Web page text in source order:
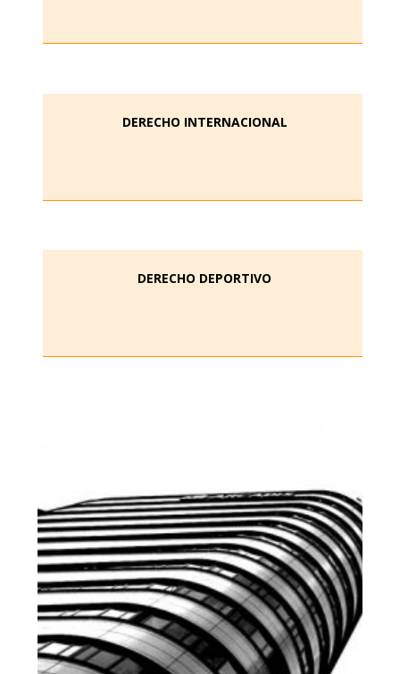
DERECHO INTERNACIONAL
DERECHO DEPORTIVO